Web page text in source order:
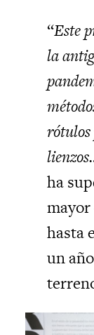
“Este
la
ha
hasta
un